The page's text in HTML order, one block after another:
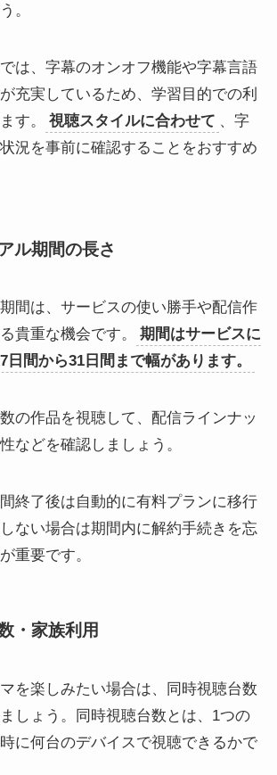
。
は、字幕のオンオフ機能や字幕言語
充実しているため、学習目的での利
す。
視聴スタイルに合わせて 、字
況を事前に確認することをおすすめ
ル期間の長さ
間は、サービスの使い勝手や配信作
貴重な機会です。
期間はサービスに
日間から31日間まで幅があります。
の作品を視聴して、配信ラインナッ
などを確認しましょう。
終了後は自動的に有料プランに移行
ない場合は期間内に解約手続きを忘
重要です。
・家族利用
を楽しみたい場合は、同時視聴台数
しょう。同時視聴台数とは、1つの
に何台のデバイスで視聴できるかで